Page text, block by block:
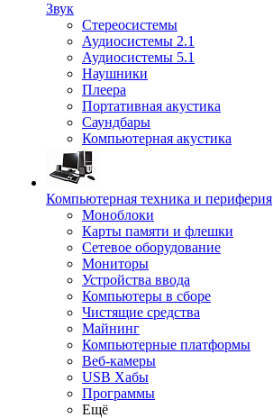
Звук
Стереосистемы
Аудиосистемы 2.1
Аудиосистемы 5.1
Наушники
Плеера
Портативная акустика
Саундбары
Компьютерная акустика
Компьютерная техника и периферия
Моноблоки
Карты памяти и флешки
Сетевое оборудование
Мониторы
Устройства ввода
Компьютеры в сборе
Чистящие средства
Майнинг
Компьютерные платформы
Веб-камеры
USB Хабы
Программы
Ещё